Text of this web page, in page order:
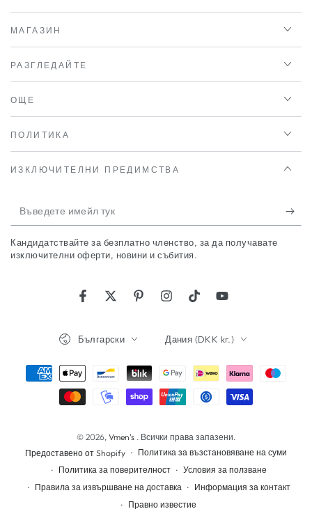
МАГАЗИН
РАЗГЛЕДАЙТЕ
ОЩЕ
ПОЛИТИКА
ИЗКЛЮЧИТЕЛНИ ПРЕДИМСТВА
Въведете
имейл
тук
Кандидатствайте за безплатно членство, за да получавате
изключителни оферти, новини и събития.
ФейсбукТуитърПинтерестИнстаграмТикТокYouTube
© 2026, Vmen's . Всички права запазени.
Предоставено от Shopify
Политика за възстановяване на суми
Политика за поверителност
Условия за ползване
Правила за извършване на доставка
Информация за контакт
Правно известие
Български
регион
Дания (DKK kr.)
Начини